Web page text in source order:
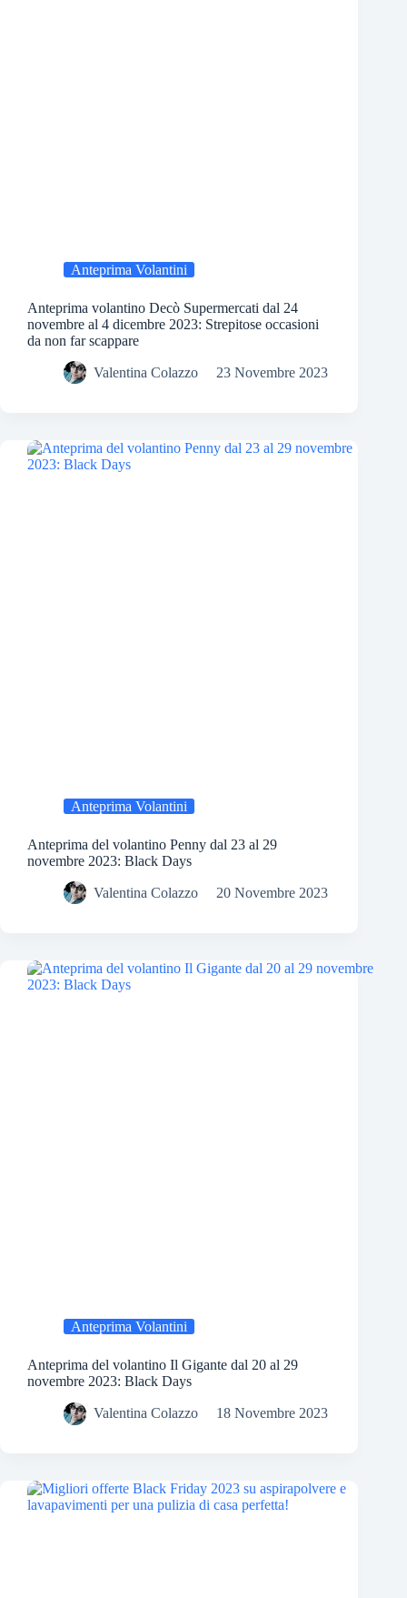
Anteprima Volantini
Anteprima volantino Decò Supermercati dal 24
novembre al 4 dicembre 2023: Strepitose occasioni
da non far scappare
Valentina Colazzo 23 Novembre 2023
Anteprima Volantini
Anteprima del volantino Penny dal 23 al 29
novembre 2023: Black Days
Valentina Colazzo 20 Novembre 2023
Anteprima Volantini
Anteprima del volantino Il Gigante dal 20 al 29
novembre 2023: Black Days
Valentina Colazzo 18 Novembre 2023